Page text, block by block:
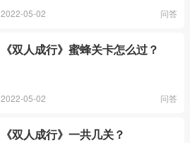
2022-05-02 问答
《双人成行》蜜蜂关卡怎么过？
2022-05-02 问答
《双人成行》一共几关？